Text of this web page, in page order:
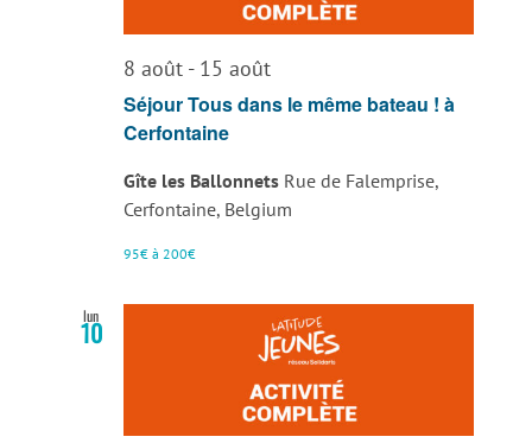
8 août- 15 août
Séjour Tous dans le même bateau ! à
Cerfontaine
Gîte les Ballonnets Rue de Falemprise,
Cerfontaine, Belgium
95€ à 200€
lun
10